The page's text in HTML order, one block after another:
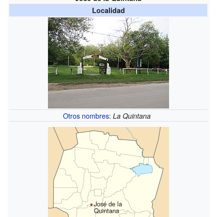
Localidad
Otros nombres:La Quintana
José de la
Quintana